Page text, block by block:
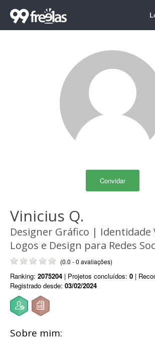
Convidar
Vinicius Q.
Designer Gráfico | Identidade
Logos e Design para Redes
(0.0 - 0 avaliações)
Ranking: 2075204 | Projetos concluídos: 0 |
Registrado desde: 03/02/2024
Sobre mim: